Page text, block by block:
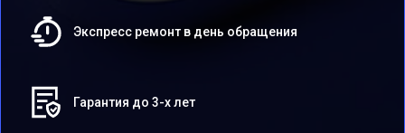
Экспресс ремонт в день обращения
Гарантия до 3-х лет